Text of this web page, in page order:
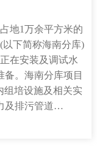
地1万余平方米的
下简称海南分库)
在安装及调试水
备。海南分库项目
组培设施及相关实
及排污管道…